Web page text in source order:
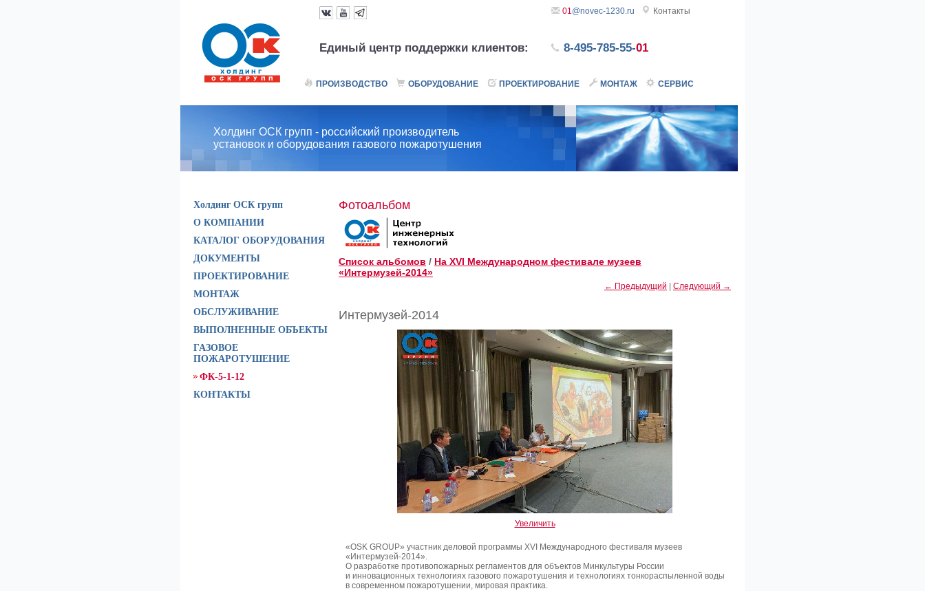
01@novec-1230.ru Контакты
Единый центр поддержки клиентов: 8-495-785-55-01
ПРОИЗВОДСТВО ОБОРУДОВАНИЕ ПРОЕКТИРОВАНИЕ МОНТАЖ СЕРВИС
Холдинг ОСК групп - российский производитель
установок и оборудования газового пожаротушения
Холдинг ОСК групп
О КОМПАНИИ
КАТАЛОГ ОБОРУДОВАНИЯ
ДОКУМЕНТЫ
ПРОЕКТИРОВАНИЕ
МОНТАЖ
ОБСЛУЖИВАНИЕ
ВЫПОЛНЕННЫЕ ОБЪЕКТЫ
ГАЗОВОЕ
ПОЖАРОТУШЕНИЕ
ФК-5-1-12
КОНТАКТЫ
Фотоальбом
Список альбомов / На XVI Международном фестивале музеев
«Интермузей-2014»
← Предыдущий Следующий →
Интермузей-2014
Увеличить
«OSK GROUP» участник деловой программы XVI Международного фестиваля музеев
«Интермузей-2014».
О разработке противопожарных регламентов для объектов Минкультуры России
и инновационных технологиях газового пожаротушения и технологиях тонкораспыленной воды
в современном пожаротушении, мировая практика.